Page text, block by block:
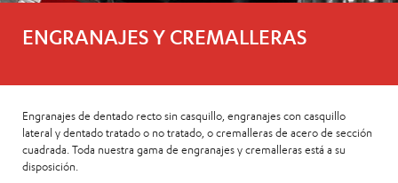
ENGRANAJES Y CREMALLERAS
Engranajes de dentado recto sin casquillo, engranajes con casquillo
lateral y dentado tratado o no tratado, o cremalleras de acero de sección
cuadrada. Toda nuestra gama de engranajes y cremalleras está a su
disposición.